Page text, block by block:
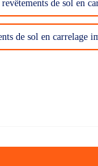
revêtements de sol en
de sol en carrelage